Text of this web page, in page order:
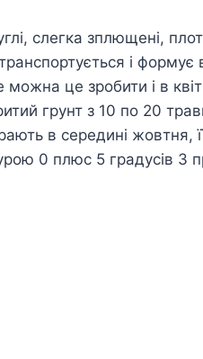
слегка зплющені,
і
це зробити і в
грунт з 10 по 20
в середині жовтня,
0 плюс 5 градусів З